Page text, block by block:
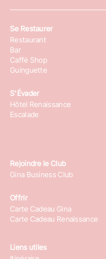
Se Restaurer
Restaurant
Bar
Caffè Shop
Guinguette
S'Évader
Hôtel Renaissance
Escalade
Rejoindre le Club
Gina Business Club
Offrir
Carte Cadeau Gina
Carte Cadeau Renaissance
Liens utiles